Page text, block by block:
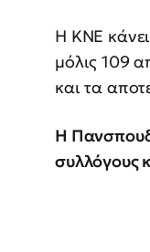
Η ΚΝΕ
μόλις 109
και τα
Η
συλλόγους